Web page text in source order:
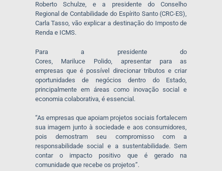
Roberto Schulze, e a presidente doConselho
Regional de Contabilidade do Espírito Santo (CRC-ES),
Carla Tasso, vão explicar a destinação do Imposto de
Renda e ICMS.
Para a presidente do
Cores, Mariluce Polido, apresentar para as
empresas que é possível direcionar tributos e criar
oportunidades de negócios dentro do Estado,
principalmente em áreas como inovação social e
economia colaborativa, é essencial.
“As empresas que apoiam projetos sociais fortalecem
sua imagem junto à sociedade e aos consumidores,
pois demostram seu compromisso com a
responsabilidade social e a sustentabilidade. Sem
contar o impacto positivo que é gerado na
comunidade que recebe os projetos”.